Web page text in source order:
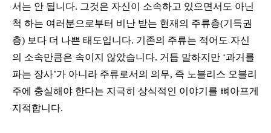
서는 안 됩니다. 그것은 자신이 소속하고 있으면서도 아닌
척 하는 여러분으로부터 비난 받는 현재의 주류층(기득권
층) 보다 더 나쁜 태도입니다. 기존의 주류는 적어도 자신
의 소속만큼은 속이지 않았습니다. 거듭 말하지만 ‘과거를
파는 장사’가 아니라 주류로서의 의무, 즉 노블리스 오블리
주에 충실해야 한다는 지극히 상식적인 이야기를 뼈아프게
지적합니다.